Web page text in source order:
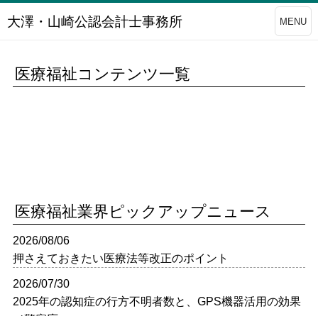
大澤・山崎公認会計士事務所 MENU
医療福祉コンテンツ一覧
医療福祉業界ピックアップニュース
2026/08/06
押さえておきたい医療法等改正のポイント
2026/07/30
2025年の認知症の行方不明者数と、GPS機器活用の効果